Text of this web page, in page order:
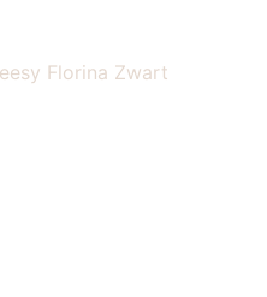
Florina Zwart